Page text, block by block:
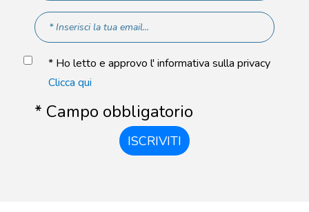
* Ho letto e approvo l' informativa sulla privacy
Clicca qui
* Campo obbligatorio
ISCRIVITI